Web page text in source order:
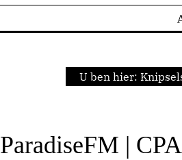
U ben hier:
ParadiseFM |